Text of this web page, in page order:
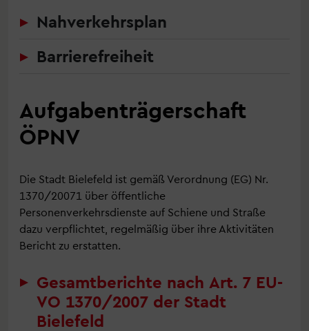
Nahverkehrsplan
Barrierefreiheit
Aufgabenträgerschaft
ÖPNV
Die Stadt Bielefeld ist gemäß Verordnung (EG) Nr.
1370/20071 über öffentliche
Personenverkehrsdienste auf Schiene und Straße
dazu verpflichtet, regelmäßig über ihre Aktivitäten
Bericht zu erstatten.
Gesamtberichte nach Art. 7 EU-
VO 1370/2007 der Stadt
Bielefeld